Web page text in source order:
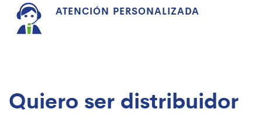
ATENCIÓN PERSONALIZADA
Quiero ser distribuidor